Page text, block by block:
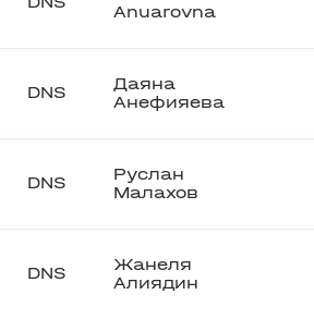
Anuarovna
DNS
Даяна
Анефияева
DNS
Руслан
Малахов
DNS
Жанеля
Алиядин